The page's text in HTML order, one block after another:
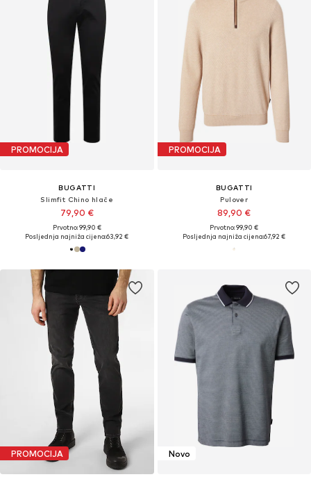
PROMOCIJA
BUGATTI
Slimfit Chino hlače
79,90 €
Prvotno: 99,90 €
Posljednja najniža cijena:63,92 €
PROMOCIJA
BUGATTI
Pulover
89,90 €
Prvotno: 99,90 €
Posljednja najniža cijena:67,92 €
PROMOCIJA Novo